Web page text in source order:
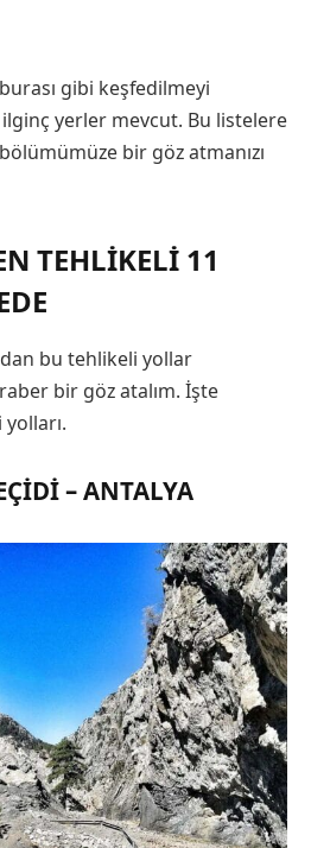
burası gibi keşfedilmeyi
yerler mevcut. Bu listelere
bölümümüze bir göz atmanızı
TEHLIKELI 11
bu tehlikeli yollar
bir göz atalım. İşte
– ANTALYA